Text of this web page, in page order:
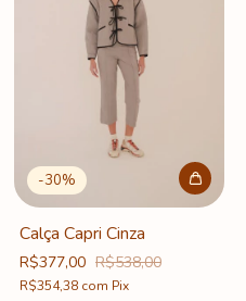
-30%
Calça Capri Cinza
R$377,00 R$538,00
R$354,38 com Pix